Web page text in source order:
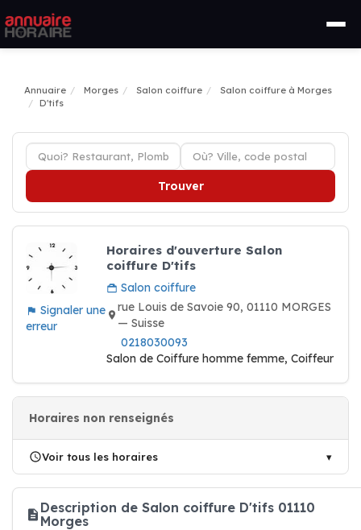
Annuaire Morges Salon coiffure
Salon coiffure à Morges
D'tifs
Trouver
Signaler une
erreur
Horaires d'ouverture Salon
coiffure D'tifs
Salon coiffure
rue Louis de Savoie 90, 01110 MORGES
— Suisse
0218030093
Salon de Coiffure homme femme, Coiffeur
Horaires non renseignés
Voir tous les horaires
Description de Salon coiffure D'tifs 01110
Morges